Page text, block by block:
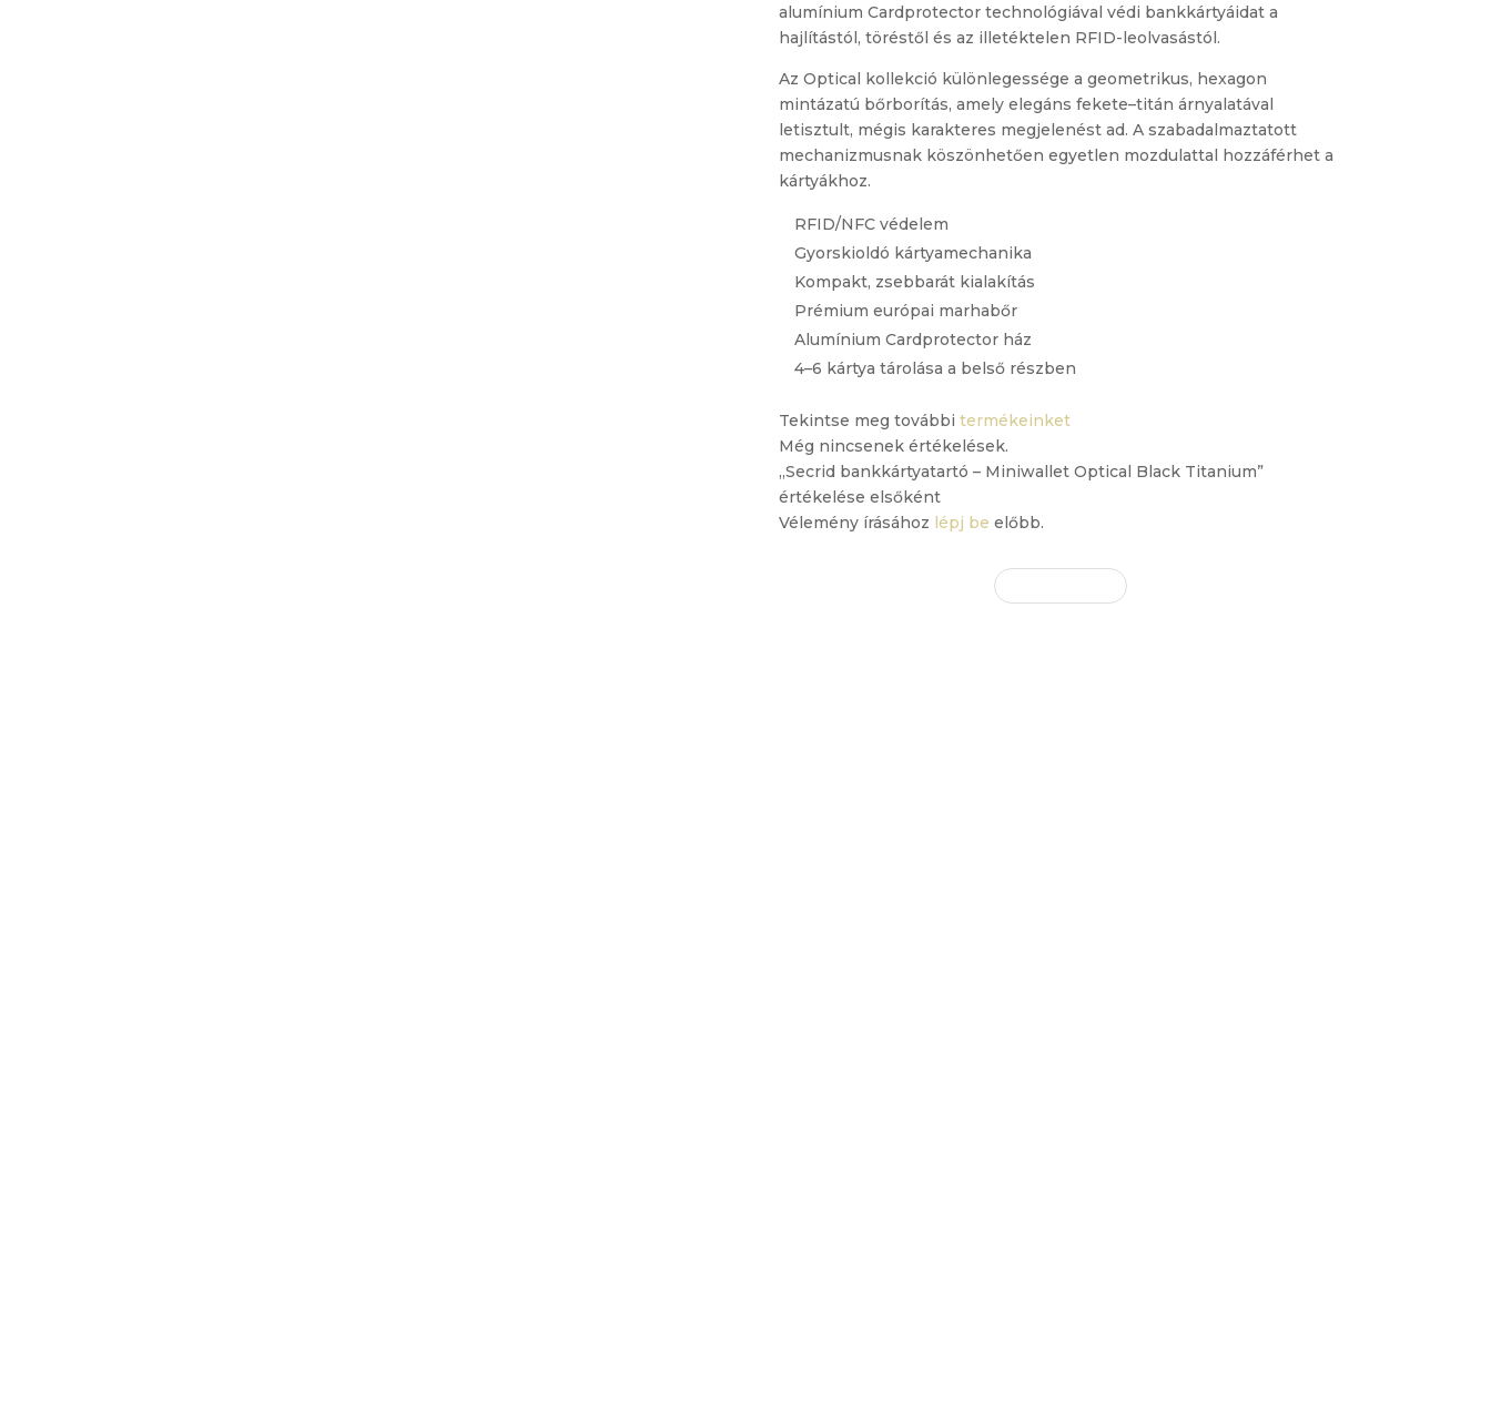
alumínium Cardprotector technológiával védi bankkártyáidat a
hajlítástól, töréstől és az illetéktelen RFID-leolvasástól.
Az Optical kollekció különlegessége a geometrikus, hexagon
mintázatú bőrborítás, amely elegáns fekete–titán árnyalatával
letisztult, mégis karakteres megjelenést ad. A szabadalmaztatott
mechanizmusnak köszönhetően egyetlen mozdulattal hozzáférhet a
kártyákhoz.
RFID/NFC védelem
Gyorskioldó kártyamechanika
Kompakt, zsebbarát kialakítás
Prémium európai marhabőr
Alumínium Cardprotector ház
4–6 kártya tárolása a belső részben
Tekintse meg további termékeinket
Még nincsenek értékelések.
„Secrid bankkártyatartó – Miniwallet Optical Black Titanium”
értékelése elsőként
Vélemény írásához lépj be előbb.